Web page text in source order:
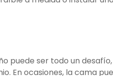
puede ser todo un
En ocasiones, la cama